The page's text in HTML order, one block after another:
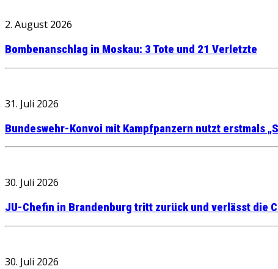
2. August 2026
Bombenanschlag in Moskau: 3 Tote und 21 Verletzte
31. Juli 2026
Bundeswehr-Konvoi mit Kampfpanzern nutzt erstmals
30. Juli 2026
JU-Chefin in Brandenburg tritt zurück und verlässt die
30. Juli 2026